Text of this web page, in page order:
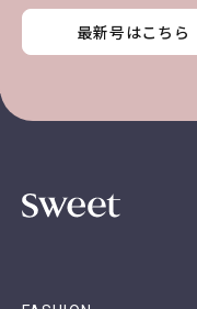
最新号はこちら
最新号はこちら
最新号はこちら
最新号はこちら